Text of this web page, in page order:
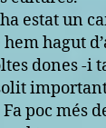
estat un
hem hagut
dones -i
poc més